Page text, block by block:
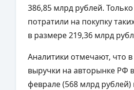
386,85 млрд рублей.
потратили на покупку
в размере 219,36 млрд
Аналитики отмечают, что
выручки на авторынке РФ
феврале (568 млрд рублей)